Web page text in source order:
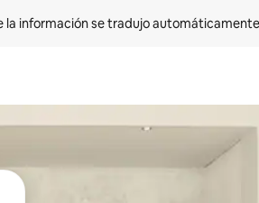
la información se tradujo